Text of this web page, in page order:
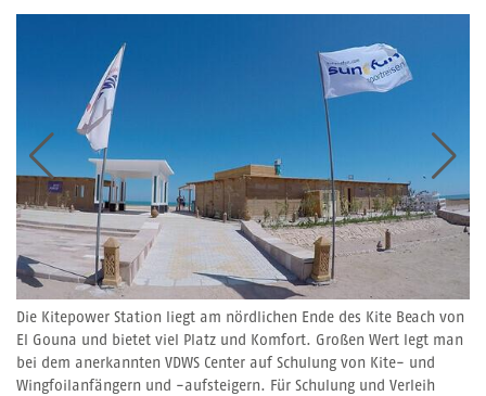
Die Kitepower Station liegt am nördlichen Ende des Kite Beach von
El Gouna und bietet viel Platz und Komfort. Großen Wert legt man
bei dem anerkannten VDWS Center auf Schulung von Kite- und
Wingfoilanfängern und -aufsteigern. Für Schulung und Verleih